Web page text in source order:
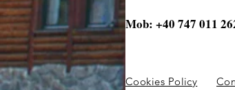
Mob: +40 747 011
Cookies Policy